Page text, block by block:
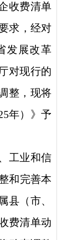
收费清单
求，经对
发展改革
对现行的
整，现将
年）》予
工业和信
和完善本
县（市、
费清单动